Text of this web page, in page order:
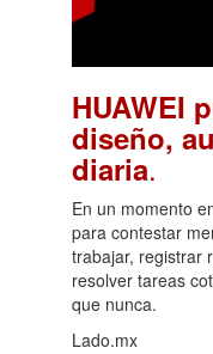
HUAWEI
diseño,
diaria.
En un momento
para contestar
trabajar, registrar
resolver tareas
que nunca.
Lado.mx